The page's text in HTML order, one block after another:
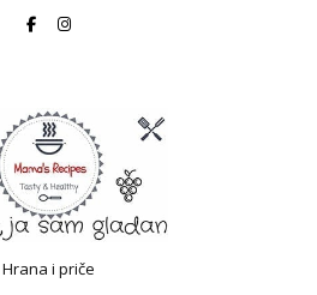
Hrana i priče